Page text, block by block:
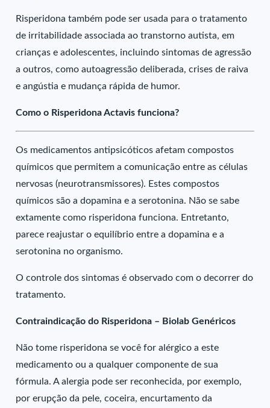
Risperidona também pode ser usada para o tratamento
de irritabilidade associada ao transtorno autista, em
crianças e adolescentes, incluindo sintomas de agressão
a outros, como autoagressão deliberada, crises de raiva
e angústia e mudança rápida de humor.
Como o Risperidona Actavis funciona?
Os medicamentos antipsicóticos afetam compostos
químicos que permitem a comunicação entre as células
nervosas (neurotransmissores). Estes compostos
químicos são a dopamina e a serotonina. Não se sabe
extamente como risperidona funciona. Entretanto,
parece reajustar o equilíbrio entre a dopamina e a
serotonina no organismo.
O controle dos sintomas é observado com o decorrer do
tratamento.
Contraindicação do Risperidona – Biolab Genéricos
Não tome risperidona se você for alérgico a este
medicamento ou a qualquer componente de sua
fórmula. A alergia pode ser reconhecida, por exemplo,
por erupção da pele, coceira, encurtamento da